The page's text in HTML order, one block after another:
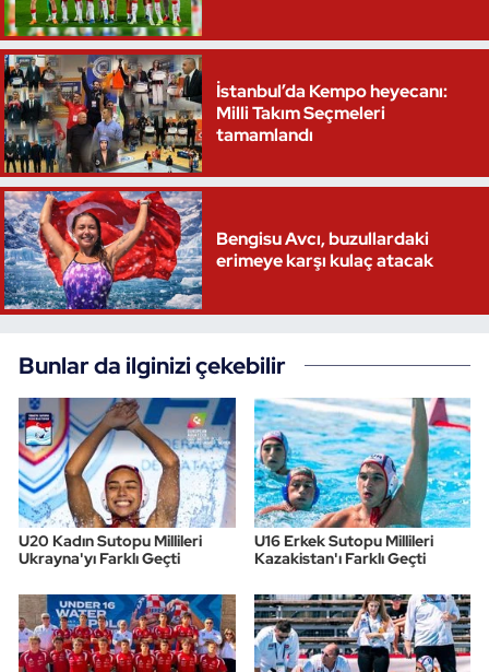
İstanbul’da Kempo heyecanı:
Milli Takım Seçmeleri
tamamlandı
Bengisu Avcı, buzullardaki
erimeye karşı kulaç atacak
Bunlar da ilginizi çekebilir
U20 Kadın Sutopu Millileri
Ukrayna'yı Farklı Geçti
U16 Erkek Sutopu Millileri
Kazakistan'ı Farklı Geçti